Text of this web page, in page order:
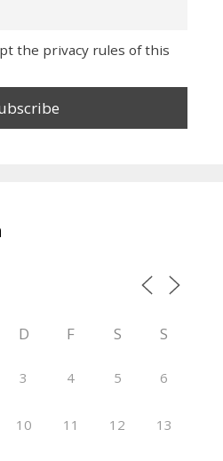
the privacy rules of this
D F S S
3 4 5 6
10 11 12 13